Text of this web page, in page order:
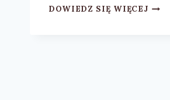
DOWIEDZ SIĘ WIĘCEJADAM